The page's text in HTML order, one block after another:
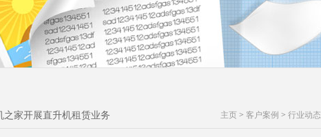
主页 > 客户案例 > 行业动态
家开展直升机租赁业务